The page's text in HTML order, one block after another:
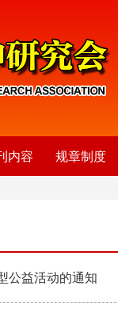
内容 规章制度
公益活动的通知